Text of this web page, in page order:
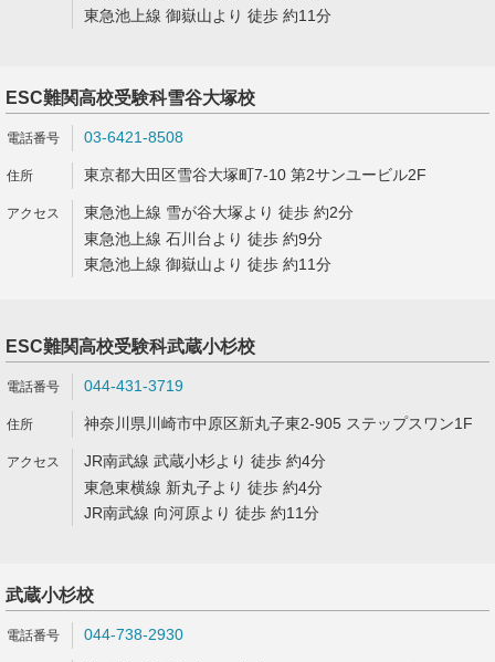
東急池上線 御嶽山より 徒歩 約11分
ESC難関高校受験科雪谷大塚校
03-6421-8508
東京都大田区雪谷大塚町7-10 第2サンユービル2F
東急池上線 雪が谷大塚より 徒歩 約2分
東急池上線 石川台より 徒歩 約9分
東急池上線 御嶽山より 徒歩 約11分
ESC難関高校受験科武蔵小杉校
044-431-3719
神奈川県川崎市中原区新丸子東2-905 ステップスワン1F
JR南武線 武蔵小杉より 徒歩 約4分
東急東横線 新丸子より 徒歩 約4分
JR南武線 向河原より 徒歩 約11分
武蔵小杉校
044-738-2930